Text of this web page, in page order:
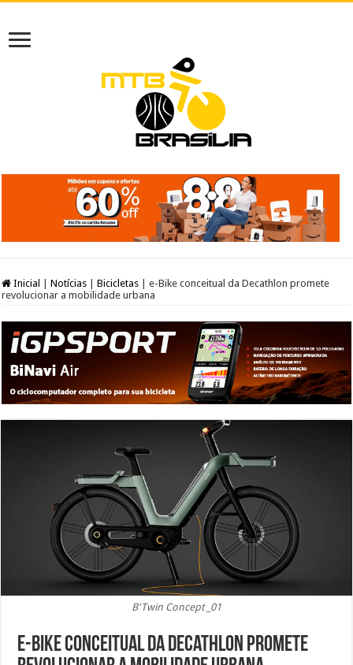
Inicial Notícias Bicicletas
e-Bike conceitual da Decathlon promete
revolucionar a mobilidade urbana
B'Twin Concept _01
e-Bike conceitual da Decathlon promete